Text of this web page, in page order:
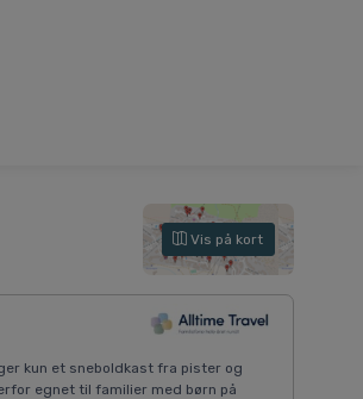
Vis på kort
kun et sneboldkast fra pister og
egnet til familier med børn på